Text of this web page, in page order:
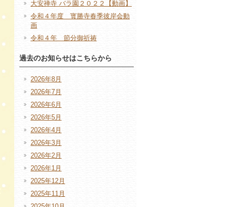
大安禅寺 バラ園２０２２【動画】
令和４年度 寳勝寺春季彼岸会動
画
令和４年 節分御祈祷
過去のお知らせはこちらから
2026年8月
2026年7月
2026年6月
2026年5月
2026年4月
2026年3月
2026年2月
2026年1月
2025年12月
2025年11月